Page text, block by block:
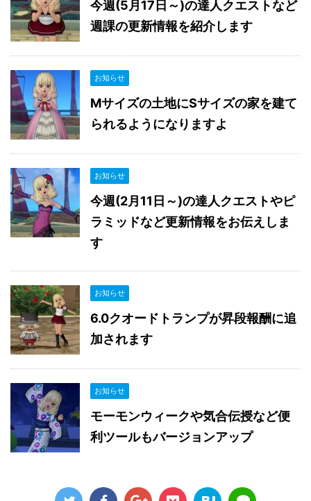
今週(5月17日～)の達人クエストなど
週課の更新情報を紹介します
お知らせ
Mサイズの土地にSサイズの家を建て
られるようになりますよ
お知らせ
今週(2月11日～)の達人クエストやピ
ラミッドなど更新情報をお伝えしま
す
お知らせ
6.0クオードトランプが昇段報酬に追
加されます
お知らせ
モーモンウィークや気合伝授など便
利ツールもバージョンアップ